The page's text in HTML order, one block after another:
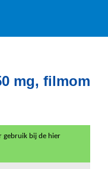
mg, filmom
gebruik bij de hier